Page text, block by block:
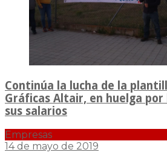
Continúa la lucha de la
Gráficas Altair, en huelga por
sus salarios
Empresas
14 de mayo de 2019